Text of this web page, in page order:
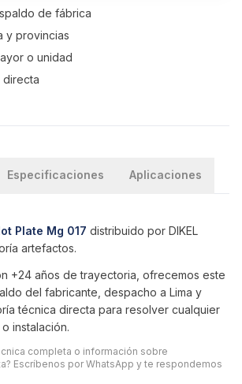
de fábrica
y provincias
o unidad
directa
Especificaciones Aplicaciones
Plate Mg 017 distribuido por DIKEL
artefactos.
+24 años de trayectoria, ofrecemos este
del fabricante, despacho a Lima y
técnica directa para resolver cualquier
instalación.
completa o información sobre
Escríbenos por WhatsApp y te respondemos